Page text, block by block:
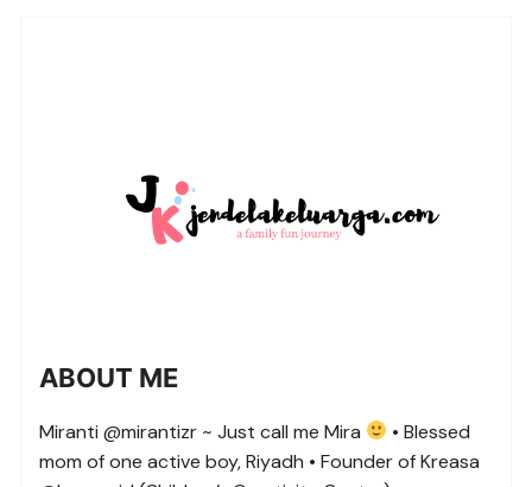
ABOUT ME
Miranti @mirantizr ~ Just call me Mira
• Blessed
mom of one active boy, Riyadh • Founder of Kreasa